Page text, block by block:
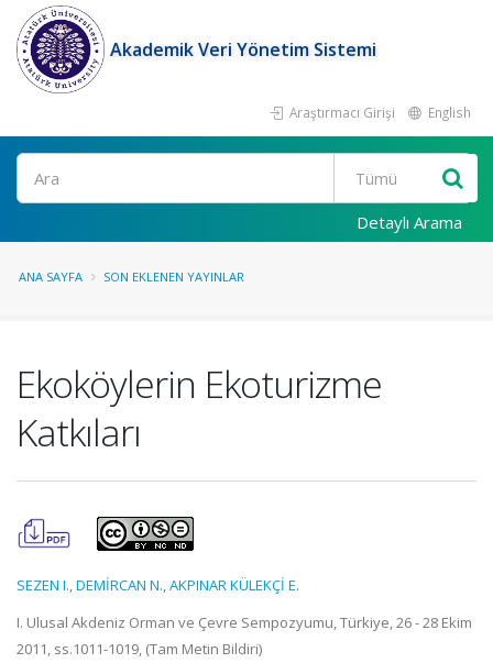
Akademik Veri Yönetim Sistemi
Araştırmacı Girişi English
Ara
Detaylı Arama
ANA SAYFA SON EKLENEN YAYINLAR
Ekoköylerin Ekoturizme
Katkıları
SEZEN I.,DEMİRCAN N.,AKPINAR KÜLEKÇİ E.
I. Ulusal Akdeniz Orman ve Çevre Sempozyumu, Türkiye, 26 - 28 Ekim
2011, ss.1011-1019, (Tam Metin Bildiri)